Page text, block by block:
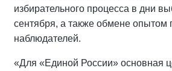
избирательного процесса в дни
сентября, а также обмене опытом
наблюдателей.
«Для «Единой России» основная